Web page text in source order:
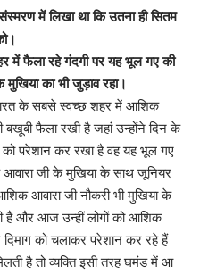
में लिखा था कि उतना ही सितम
में फैला रहे गंदगी पर यह भूल गए की
का भी जुड़ाव रहा।
के सबसे स्वच्छ शहर में आशिक
बखूबी फैला रखी है जहां उन्होंने दिन के
परेशान कर रखा है वह यह भूल गए
जी के मुखिया के साथ जूनियर
आवारा जी नौकरी भी मुखिया के
है और आज उन्हीं लोगों को आशिक
को चलाकर परेशान कर रहे हैं
है तो व्यक्ति इसी तरह घमंड में आ